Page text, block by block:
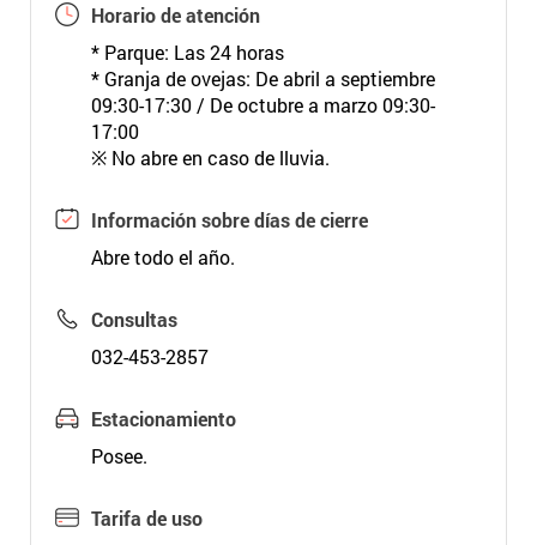
Horario de atención
* Parque: Las 24 horas
* Granja de ovejas: De abril a septiembre
09:30-17:30 / De octubre a marzo 09:30-
17:00
※ No abre en caso de lluvia.
Información sobre días de cierre
Abre todo el año.
Consultas
032-453-2857
Estacionamiento
Posee.
Tarifa de uso